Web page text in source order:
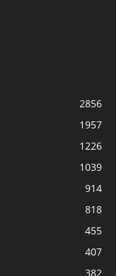
2856
1957
1226
1039
914
818
455
407
382